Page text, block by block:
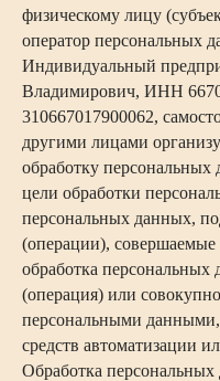
физическому лицу
оператор персональных
Индивидуальный
Владимирович, ИНН
310667017900062,
другими лицами
обработку
цели обработки
персональных данных,
(операции),
обработка
(операция) или
персональными
средств автоматизации
Обработка